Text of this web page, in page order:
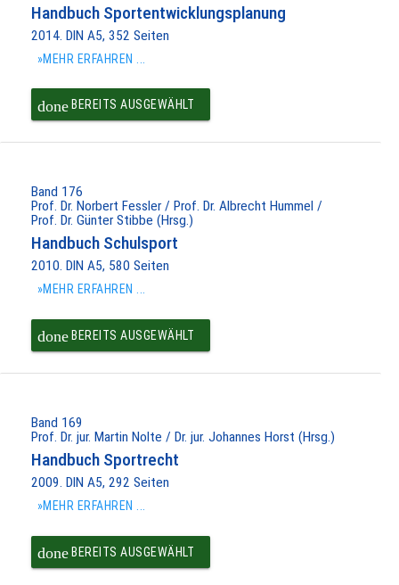
Handbuch Sportentwicklungsplanung
2014. DIN A5, 352 Seiten
»MEHR ERFAHREN ...
doneBEREITS AUSGEWÄHLT
Band 176
Prof. Dr. Norbert Fessler / Prof. Dr. Albrecht Hummel /
Prof. Dr. Günter Stibbe (Hrsg.)
Handbuch Schulsport
2010. DIN A5, 580 Seiten
»MEHR ERFAHREN ...
doneBEREITS AUSGEWÄHLT
Band 169
Prof. Dr. jur. Martin Nolte / Dr. jur. Johannes Horst (Hrsg.)
Handbuch Sportrecht
2009. DIN A5, 292 Seiten
»MEHR ERFAHREN ...
doneBEREITS AUSGEWÄHLT